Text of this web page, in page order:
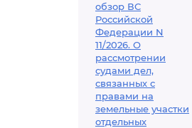
обзор ВС
Российской
Федерации N
11/2026. О
рассмотрении
судами дел,
связанных с
правами на
земельные участки
отдельных